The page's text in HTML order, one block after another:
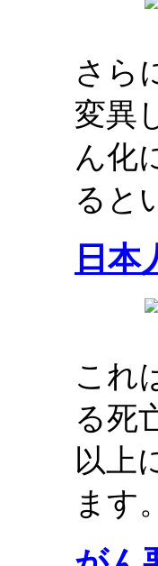
さら
変異
ん化
ると
日本
これ
る死
以上
ます。